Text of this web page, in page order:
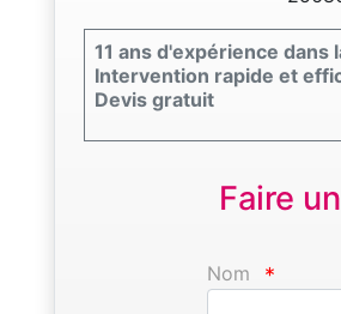
11 ans d'expérience
Intervention rapide et
Devis gratuit
Faire
Nom *